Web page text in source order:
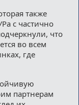
также
с частично
что
во всем
где
партнерам